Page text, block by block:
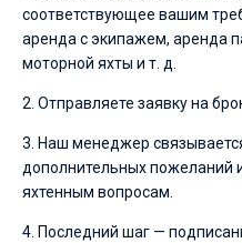
соответствующее вашим
аренда с экипажем, аренда
моторной яхты и т. д.
2. Отправляете заявку на
3. Наш менеджер
дополнительных пожеланий
яхтенным вопросам.
4. Последний шаг —